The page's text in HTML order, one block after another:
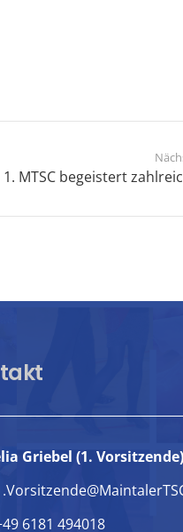
MTSC begeistert
Griebel (1. Vorsitzende)
6181 494018